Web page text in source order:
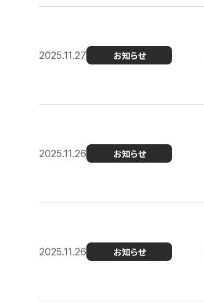
2025.11.27 お知らせ
2025.11.26 お知らせ
2025.11.26 お知らせ